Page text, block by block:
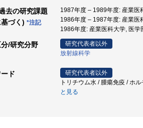
去の研究課題
づく) *注記
1987年度 – 1989年度: 産業医
1986年度 – 1987年度: 産業医
1986年度: 産業医科大学, 医
/研究分野
研究代表者以外
放射線科学
ド
研究代表者以外
トリチウム水 / 腫瘍免疫 / ホ
と見る